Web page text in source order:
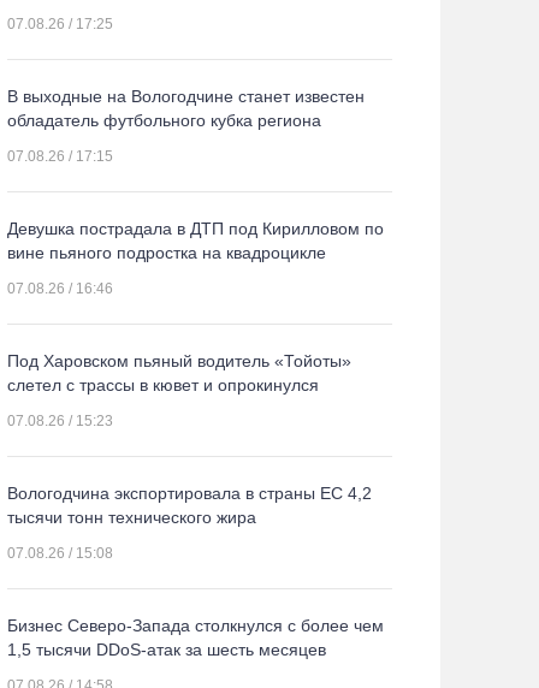
07.08.26 / 17:25
В выходные на Вологодчине станет известен
обладатель футбольного кубка региона
07.08.26 / 17:15
Девушка пострадала в ДТП под Кирилловом по
вине пьяного подростка на квадроцикле
07.08.26 / 16:46
Под Харовском пьяный водитель «Тойоты»
слетел с трассы в кювет и опрокинулся
07.08.26 / 15:23
Вологодчина экспортировала в страны ЕС 4,2
тысячи тонн технического жира
07.08.26 / 15:08
Бизнес Северо-Запада столкнулся с более чем
1,5 тысячи DDoS-атак за шесть месяцев